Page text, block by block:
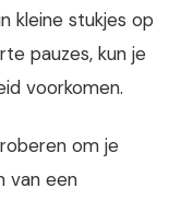
kleine stukjes op
pauzes, kun je
voorkomen.
om je
van een